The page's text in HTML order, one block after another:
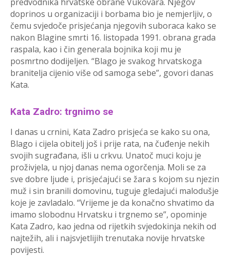
doprinos u organizaciji i borbama bio je nemjerljiv, o
čemu svjedoče prisjećanja njegovih suboraca kako se
nakon Blagine smrti 16. listopada 1991. obrana grada
raspala, kao i čin generala bojnika koji mu je
posmrtno dodijeljen. “Blago je svakog hrvatskoga
branitelja cijenio više od samoga sebe”, govori danas
Kata.
Kata Zadro: trgnimo se
I danas u crnini, Kata Zadro prisjeća se kako su ona,
Blago i cijela obitelj još i prije rata, na čuđenje nekih
svojih sugrađana, išli u crkvu. Unatoč muci koju je
proživjela, u njoj danas nema ogorčenja. Moli se za
sve dobre ljude i, prisjećajući se žara s kojom su njezin
muž i sin branili domovinu, tuguje gledajući malodušje
koje je zavladalo. “Vrijeme je da konačno shvatimo da
imamo slobodnu Hrvatsku i trgnemo se”, opominje
Kata Zadro, kao jedna od rijetkih svjedokinja nekih od
najtežih, ali i najsvjetlijih trenutaka novije hrvatske
povijesti.